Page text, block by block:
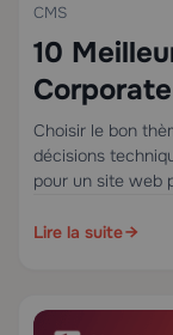
CMS
10
Choisir le bon
décisions
pour un site web
architecturale
Lire la suite